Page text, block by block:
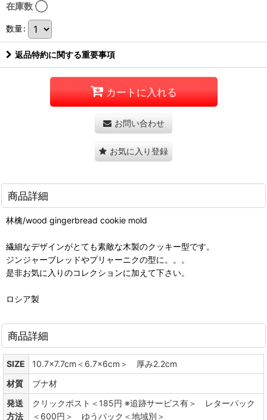
在庫数 ◯
数量:
返品特約に関する重要事項
カートに入れる
お問い合わせ
お気に入り登録
商品詳細
林檎/wood gingerbread cookie mold
繊細なデザインがとても素敵な木製のクッキー型です。
ジンジャーブレッドやプリャーニクの型に。。。
是非お気に入りのコレクションに加えて下さい。
ロシア製
商品詳細
SIZE
10.7x7.7cm＜6.7x6cm＞ 厚み2.2cm
材質
ブナ材
発送
方法
クリックポスト＜185円 ※追跡サービス有＞ レターパック
＜600円＞ ゆうパック＜地域別＞